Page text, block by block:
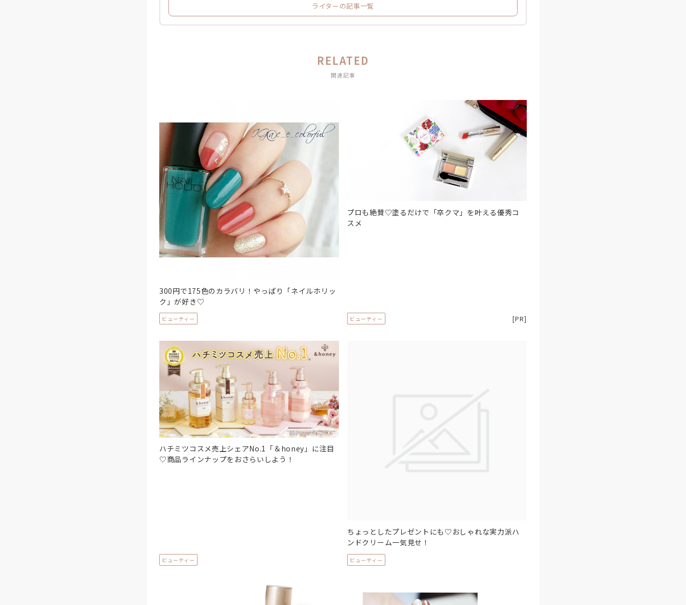
ライターの記事一覧
RELATED
関連記事
300円で175色のカラバリ！やっぱり「ネイルホリッ
ク」が好き♡
ビューティー
プロも絶賛♡塗るだけで「卒クマ」を叶える優秀コ
スメ
ビューティー [PR]
ハチミツコスメ売上シェアNo.1「＆honey」に注目
♡商品ラインナップをおさらいしよう！
ビューティー
ちょっとしたプレゼントにも♡おしゃれな実力派ハ
ンドクリーム一気見せ！
ビューティー